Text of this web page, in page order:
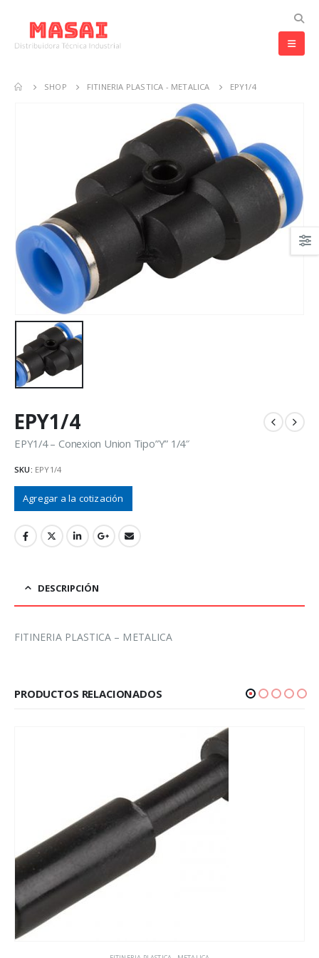
SHOP FITINERIA PLASTICA - METALICA EPY1/4
EPY1/4
EPY1/4 – Conexion Union Tipo”Y” 1/4″
SKU: EPY1/4
Agregar a la cotización
DESCRIPCIÓN
FITINERIA PLASTICA – METALICA
PRODUCTOS RELACIONADOS